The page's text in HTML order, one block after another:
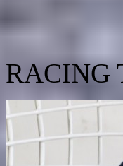
RACING